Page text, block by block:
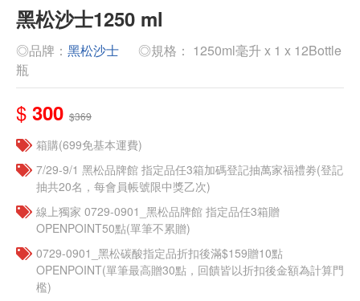
黑松沙士1250 ml
◎品牌： 黑松沙士
◎規格： 1250ml毫升 x 1 x 12Bottle
瓶
$ 300 $369
箱購(699免基本運費)
7/29-9/1 黑松品牌館 指定品任3箱加碼登記抽萬家福禮劵(登記
抽共20名，每會員帳號限中獎乙次)
線上獨家 0729-0901_黑松品牌館 指定品任3箱贈
OPENPOINT50點(單筆不累贈)
0729-0901_黑松碳酸指定品折扣後滿$159贈10點
OPENPOINT(單筆最高贈30點，回饋皆以折扣後金額為計算門
檻)